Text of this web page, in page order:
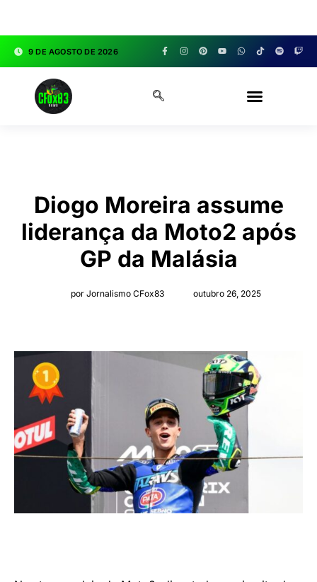
9 DE AGOSTO DE 2026
Diogo Moreira assume
liderança da Moto2 após
GP da Malásia
por Jornalismo CFox83 outubro 26, 2025